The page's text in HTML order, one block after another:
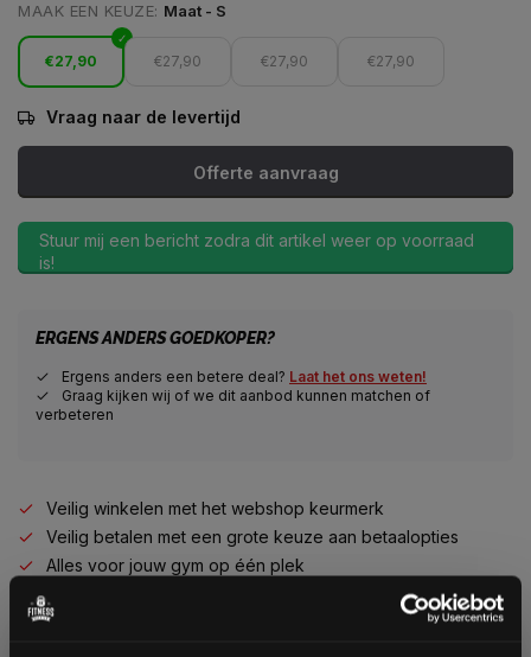
MAAK EEN KEUZE: Maat - S
€27,90 €27,90 €27,90 €27,90
Vraag naar de levertijd
Offerte aanvraag
Stuur mij een bericht zodra dit artikel weer op voorraad
is!
ERGENS ANDERS GOEDKOPER?
Ergens anders een betere deal? Laat het ons weten!
Graag kijken wij of we dit aanbod kunnen matchen of
verbeteren
Veilig winkelen met het webshop keurmerk
Veilig betalen met een grote keuze aan betaalopties
Alles voor jouw gym op één plek
Professionele kwaliteit voor scherpe prijs